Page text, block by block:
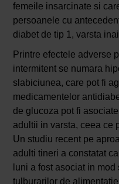
femeile insarcinate si
persoanele cu
diabet de tip 1, varsta
Printre efectele adverse
intermitent se numara
slabiciunea, care pot fi
medicamentelor
de glucoza pot fi
adultii in varsta, ceea ce
Un studiu recent pe
adulti tineri a constatat
luni a fost asociat in
tulburarilor de